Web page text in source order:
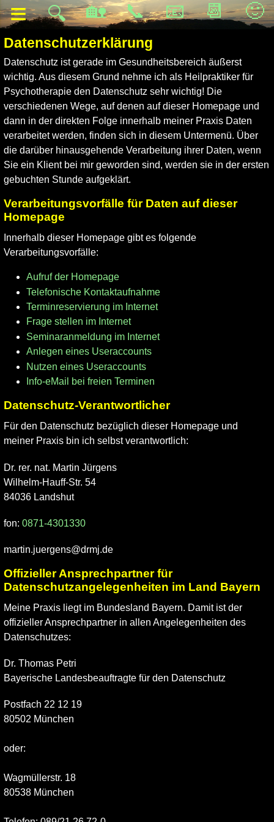
≡ 🔍 🏡 📞 📧 📆 🙂
Datenschutzerklärung
Datenschutz ist gerade im Gesundheitsbereich äußerst
wichtig. Aus diesem Grund nehme ich als Heilpraktiker für
Psychotherapie den Datenschutz sehr wichtig! Die
verschiedenen Wege, auf denen auf dieser Homepage und
dann in der direkten Folge innerhalb meiner Praxis Daten
verarbeitet werden, finden sich in diesem Untermenü. Über
die darüber hinausgehende Verarbeitung ihrer Daten, wenn
Sie ein Klient bei mir geworden sind, werden sie in der ersten
gebuchten Stunde aufgeklärt.
Verarbeitungsvorfälle für Daten auf dieser
Homepage
Innerhalb dieser Homepage gibt es folgende
Verarbeitungsvorfälle:
Aufruf der Homepage
Telefonische Kontaktaufnahme
Terminreservierung im Internet
Frage stellen im Internet
Seminaranmeldung im Internet
Anlegen eines Useraccounts
Nutzen eines Useraccounts
Info-eMail bei freien Terminen
Datenschutz-Verantwortlicher
Für den Datenschutz bezüglich dieser Homepage und
meiner Praxis bin ich selbst verantwortlich:
Dr. rer. nat. Martin Jürgens
Wilhelm-Hauff-Str. 54
84036 Landshut
fon:0871-4301330
martin.juergens@drmj.de
Offizieller Ansprechpartner für
Datenschutzangelegenheiten im Land Bayern
Meine Praxis liegt im Bundesland Bayern. Damit ist der
offizieller Ansprechpartner in allen Angelegenheiten des
Datenschutzes:
Dr. Thomas Petri
Bayerische Landesbeauftragte für den Datenschutz
Postfach 22 12 19
80502 München
oder:
Wagmüllerstr. 18
80538 München